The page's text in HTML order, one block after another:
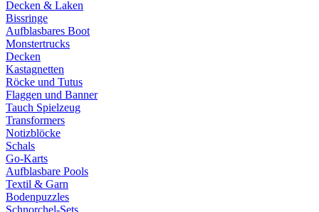
Decken & Laken
Bissringe
Aufblasbares Boot
Monstertrucks
Decken
Kastagnetten
Röcke und Tutus
Flaggen und Banner
Tauch Spielzeug
Transformers
Notizblöcke
Schals
Go-Karts
Aufblasbare Pools
Textil & Garn
Bodenpuzzles
Schnorchel-Sets